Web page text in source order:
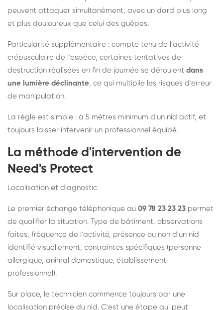
peuvent attaquer simultanément, avec un dard plus long
et plus douloureux que celui des guêpes.
Particularité supplémentaire : compte tenu de l'activité
crépusculaire de l'espèce, certaines tentatives de
destruction réalisées en fin de journée se déroulent dans
une lumière déclinante, ce qui multiplie les risques d'erreur
de manipulation.
La règle est simple : à 5 mètres minimum d'un nid actif, et
toujours laisser intervenir un professionnel équipé.
La méthode d'intervention de
Need's Protect
Localisation et diagnostic
Le premier échange téléphonique au 09 78 23 23 23 permet
de qualifier la situation. Type de bâtiment, observations
faites, fréquence de l'activité, présence ou non d'un nid
identifié visuellement, contraintes spécifiques (personne
allergique, animal domestique, établissement
professionnel).
Sur place, le technicien commence toujours par une
localisation précise du nid. C'est une étape qui peut